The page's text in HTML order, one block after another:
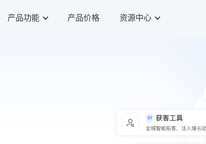
产品功能 产品价格 资源中心